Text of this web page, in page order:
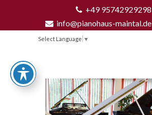
+49 95742929298
info@pianohaus-maintal.de
Select Language ▼